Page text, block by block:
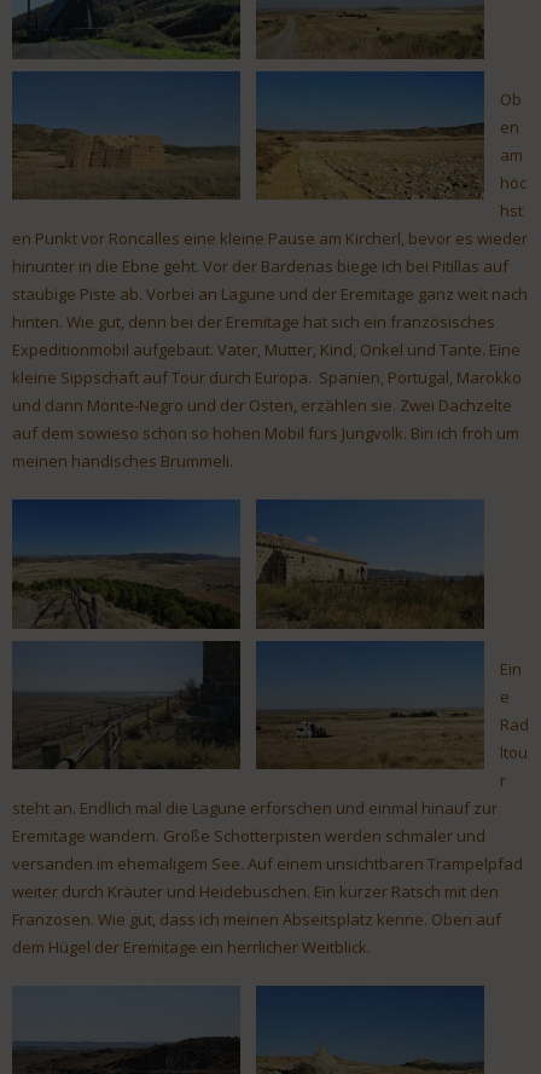
Ob
en
am
höc
hst
en Punkt vor Roncalles eine kleine Pause am Kircherl, bevor es wieder
hinunter in die Ebne geht. Vor der Bardenas biege ich bei Pitillas auf
staubige Piste ab. Vorbei an Lagune und der Eremitage ganz weit nach
hinten. Wie gut, denn bei der Eremitage hat sich ein französisches
Expeditionmobil aufgebaut. Vater, Mutter, Kind, Onkel und Tante. Eine
kleine Sippschaft auf Tour durch Europa. Spanien, Portugal, Marokko
und dann Monte-Negro und der Osten, erzählen sie. Zwei Dachzelte
auf dem sowieso schon so hohen Mobil fürs Jungvolk. Bin ich froh um
meinen handisches Brummeli.
Ein
e
Rad
ltou
r
steht an. Endlich mal die Lagune erforschen und einmal hinauf zur
Eremitage wandern. Große Schotterpisten werden schmäler und
versanden im ehemaligem See. Auf einem unsichtbaren Trampelpfad
weiter durch Kräuter und Heidebuschen. Ein kurzer Ratsch mit den
Franzosen. Wie gut, dass ich meinen Abseitsplatz kenne. Oben auf
dem Hügel der Eremitage ein herrlicher Weitblick.